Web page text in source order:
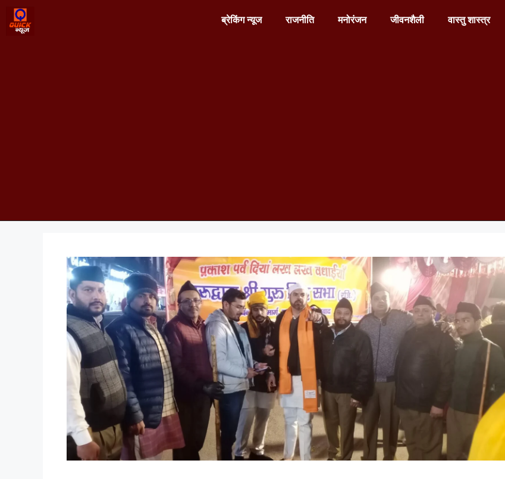
ब्रेकिंग न्यूज राजनीति मनोरंजन जीवनशैली वास्तु शास्त्र